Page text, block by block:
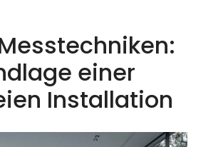
einer
Installation